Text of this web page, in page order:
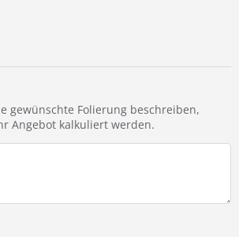
gewünschte Folierung beschreiben,
Angebot kalkuliert werden.